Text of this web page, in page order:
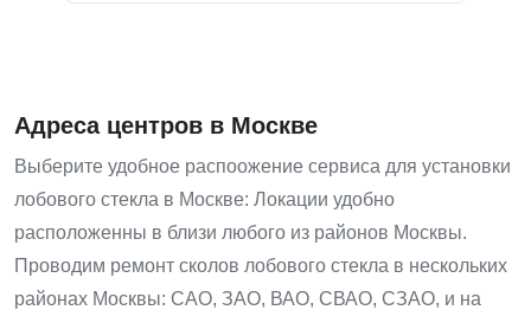
Адреса центров в Москве
Выберите удобное распоожение сервиса для установки
лобового стекла в Москве: Локации удобно
расположенны в близи любого из районов Москвы.
Проводим ремонт сколов лобового стекла в нескольких
районах Москвы: САО, ЗАО, ВАО, СВАО, СЗАО, и на